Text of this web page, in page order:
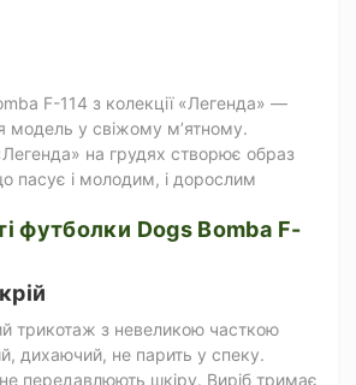
F-114 з колекції «Легенда» —
модель у свіжому мʼятному.
на грудях створює образ
пасує і молодим, і дорослим
футболки Dogs Bomba F-
трикотаж з невеликою часткою
дихаючий, не парить у спеку.
передавлюють шкіру. Виріб тримає